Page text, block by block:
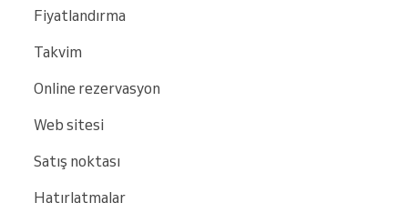
Fiyatlandırma
Takvim
Online rezervasyon
Web sitesi
Satış noktası
Hatırlatmalar